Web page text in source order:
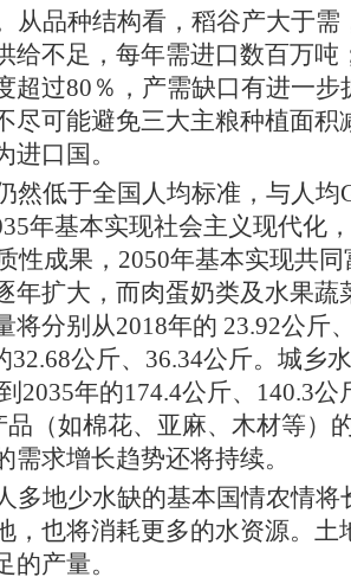
从品种结构看，稻谷产大于需
不足，每年需进口数百万吨
超过80％，产需缺口有进一步
尽可能避免三大主粮种植面积
口国。
然低于全国人均标准，与人均
年基本实现社会主义现代化
性成果，2050年基本实现共
扩大，而肉蛋奶类及水果蔬
分别从2018年的 23.92公斤
32.68公斤、36.34公斤。城乡
2035年的174.4公斤、140.3公
（如棉花、亚麻、木材等）
求增长趋势还将持续。
多地少水缺的基本国情农情将
也将消耗更多的水资源。土
产量。